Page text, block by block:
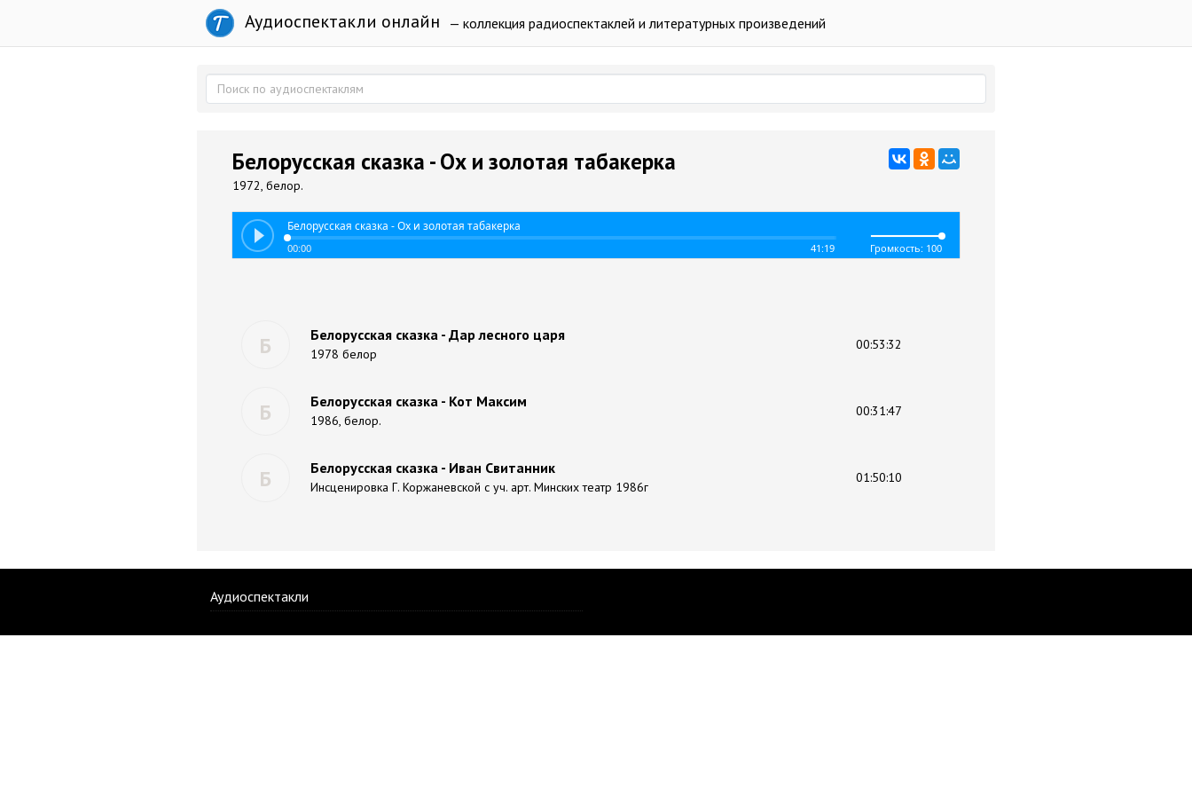
Аудиоспектакли онлайн — коллекция радиоспектаклей и литературных произведений
Белорусская сказка - Ох и золотая табакерка
1972, белор.
Белорусская сказка - Ох и золотая табакерка
00:00 41:19 Громкость: 100
Б Белорусская сказка - Дар лесного царя
1978 белор
00:53:32
Б Белорусская сказка - Кот Максим
1986, белор.
00:31:47
Б Белорусская сказка - Иван Свитанник
Инсценировка Г. Коржаневской с уч. арт. Минских театр 1986г
01:50:10
Аудиоспектакли